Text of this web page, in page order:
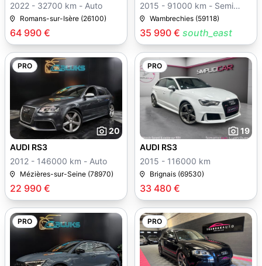
64 990 €
2022 - 32700 km - Auto
Romans-sur-Isère (26100)
35 990 € south_east
2015 - 91000 km - Semi
autoWambrechies (59118)
PRO
20
22 990 €
AUDI RS3
2012 - 146000 km - Auto
Mézières-sur-Seine (78970)
PRO
19
33 480 €
AUDI RS3
2015 - 116000 km
Brignais (69530)
PRO PRO